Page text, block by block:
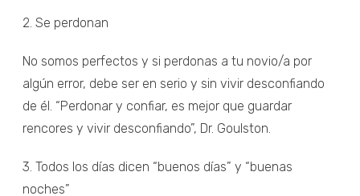
2. Se perdonan
No somos perfectos y si perdonas a tu novio/a por
algún error, debe ser en serio y sin vivir desconfiando
de él. “Perdonar y confiar, es mejor que guardar
rencores y vivir desconfiando”, Dr. Goulston.
3. Todos los días dicen “buenos días” y “buenas
noches”